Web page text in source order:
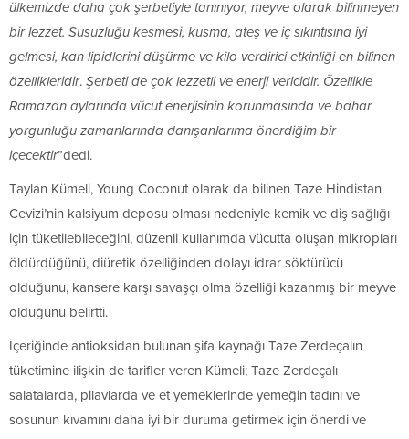
ülkemizde daha çok şerbetiyle tanınıyor, meyve olarak bilinmeyen
bir lezzet. Susuzluğu kesmesi, kusma, ateş ve iç sıkıntısına iyi
gelmesi, kan lipidlerini düşürme ve kilo verdirici etkinliği en bilinen
özellikleridir. Şerbeti de çok lezzetli ve enerji vericidir. Özellikle
Ramazan aylarında vücut enerjisinin korunmasında ve bahar
yorgunluğu zamanlarında danışanlarıma önerdiğim bir
içecektir”dedi.
Taylan Kümeli, Young Coconut olarak da bilinen Taze Hindistan
Cevizi’nin kalsiyum deposu olması nedeniyle kemik ve diş sağlığı
için tüketilebileceğini, düzenli kullanımda vücutta oluşan mikropları
öldürdüğünü, diüretik özelliğinden dolayı idrar söktürücü
olduğunu, kansere karşı savaşçı olma özelliği kazanmış bir meyve
olduğunu belirtti.
İçeriğinde antioksidan bulunan şifa kaynağı Taze Zerdeçalın
tüketimine ilişkin de tarifler veren Kümeli; Taze Zerdeçalı
salatalarda, pilavlarda ve et yemeklerinde yemeğin tadını ve
sosunun kıvamını daha iyi bir duruma getirmek için önerdi ve